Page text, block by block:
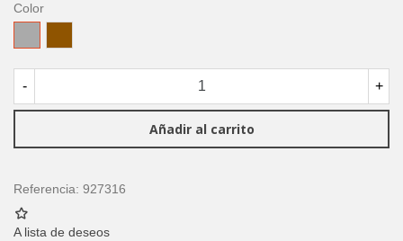
Color
- +
Añadir al carrito
Referencia: 927316
A lista de deseos